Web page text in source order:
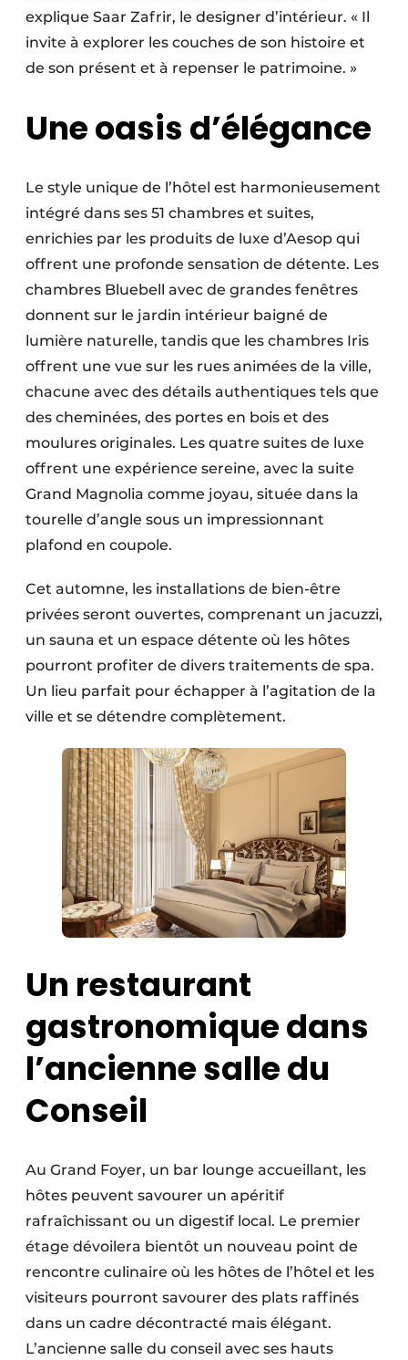
explique Saar Zafrir, le designer d’intérieur. « Il
invite à explorer les couches de son histoire et
de son présent et à repenser le patrimoine. »
Une oasis d’élégance
Le style unique de l’hôtel est harmonieusement
intégré dans ses 51 chambres et suites,
enrichies par les produits de luxe d’Aesop qui
offrent une profonde sensation de détente. Les
chambres Bluebell avec de grandes fenêtres
donnent sur le jardin intérieur baigné de
lumière naturelle, tandis que les chambres Iris
offrent une vue sur les rues animées de la ville,
chacune avec des détails authentiques tels que
des cheminées, des portes en bois et des
moulures originales. Les quatre suites de luxe
offrent une expérience sereine, avec la suite
Grand Magnolia comme joyau, située dans la
tourelle d’angle sous un impressionnant
plafond en coupole.
Cet automne, les installations de bien-être
privées seront ouvertes, comprenant un jacuzzi,
un sauna et un espace détente où les hôtes
pourront profiter de divers traitements de spa.
Un lieu parfait pour échapper à l’agitation de la
ville et se détendre complètement.
Un restaurant
gastronomique dans
l’ancienne salle du
Conseil
Au Grand Foyer, un bar lounge accueillant, les
hôtes peuvent savourer un apéritif
rafraîchissant ou un digestif local. Le premier
étage dévoilera bientôt un nouveau point de
rencontre culinaire où les hôtes de l’hôtel et les
visiteurs pourront savourer des plats raffinés
dans un cadre décontracté mais élégant.
L’ancienne salle du conseil avec ses hauts